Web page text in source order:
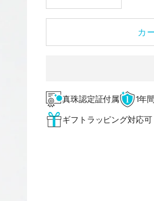
カ
真珠認定証付属 1年
ギフトラッピング対応可